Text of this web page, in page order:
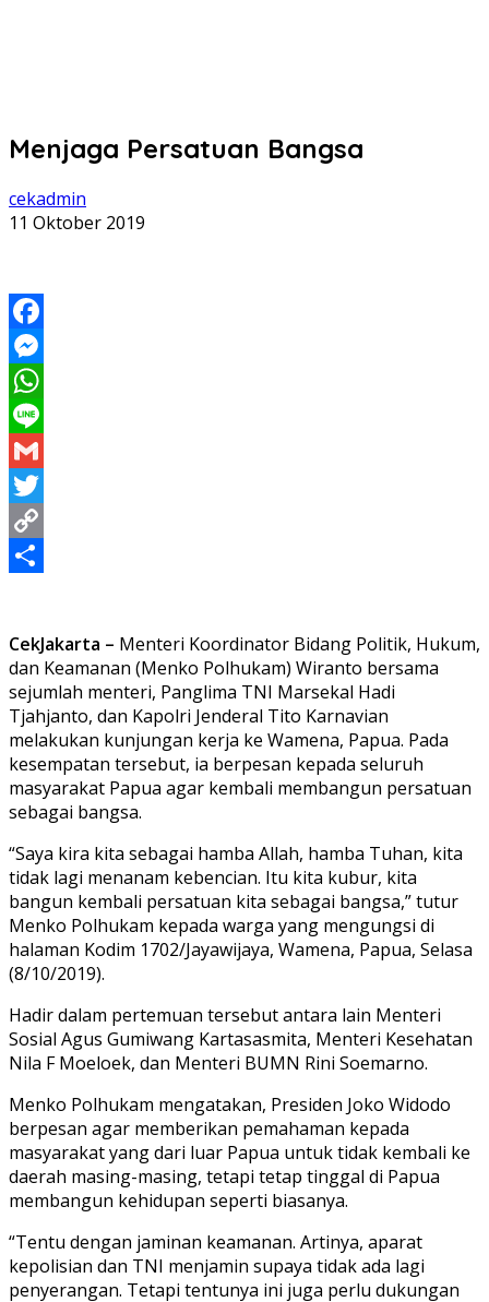
Menjaga Persatuan Bangsa
cekadmin
11 Oktober 2019
Facebook
Messenger
WhatsApp
Line
Gmail
Twitter
Copy
CekJakarta – Menteri Koordinator Bidang Politik, Hukum,
dan Keamanan (Menko Polhukam) Wiranto bersama
sejumlah menteri, Panglima TNI Marsekal Hadi
Tjahjanto, dan Kapolri Jenderal Tito Karnavian
melakukan kunjungan kerja ke Wamena, Papua. Pada
kesempatan tersebut, ia berpesan kepada seluruh
masyarakat Papua agar kembali membangun persatuan
sebagai bangsa.
“Saya kira kita sebagai hamba Allah, hamba Tuhan, kita
tidak lagi menanam kebencian. Itu kita kubur, kita
bangun kembali persatuan kita sebagai bangsa,” tutur
Menko Polhukam kepada warga yang mengungsi di
halaman Kodim 1702/Jayawijaya, Wamena, Papua, Selasa
(8/10/2019).
Hadir dalam pertemuan tersebut antara lain Menteri
Sosial Agus Gumiwang Kartasasmita, Menteri Kesehatan
Nila F Moeloek, dan Menteri BUMN Rini Soemarno.
Menko Polhukam mengatakan, Presiden Joko Widodo
berpesan agar memberikan pemahaman kepada
masyarakat yang dari luar Papua untuk tidak kembali ke
daerah masing-masing, tetapi tetap tinggal di Papua
membangun kehidupan seperti biasanya.
“Tentu dengan jaminan keamanan. Artinya, aparat
kepolisian dan TNI menjamin supaya tidak ada lagi
penyerangan. Tetapi tentunya ini juga perlu dukungan